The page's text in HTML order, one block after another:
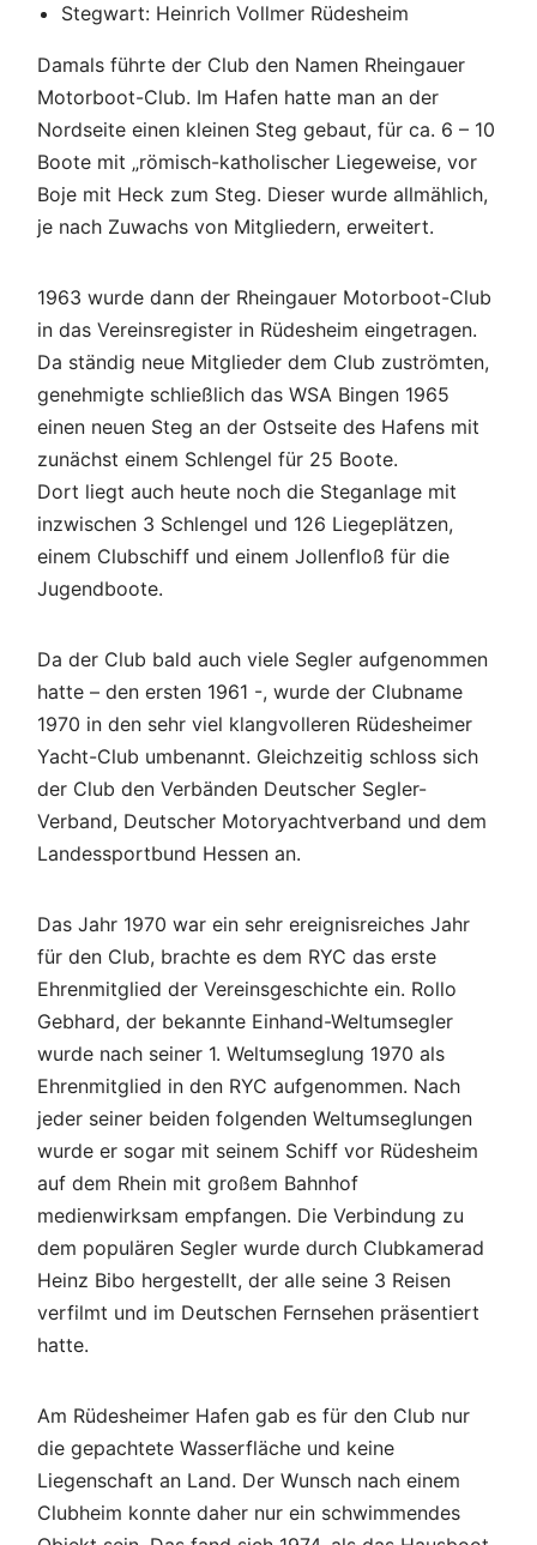
Stegwart: Heinrich Vollmer Rüdesheim
Damals führte der Club den Namen Rheingauer
Motorboot-Club. Im Hafen hatte man an der
Nordseite einen kleinen Steg gebaut, für ca. 6 – 10
Boote mit „römisch-katholischer Liegeweise, vor
Boje mit Heck zum Steg. Dieser wurde allmählich,
je nach Zuwachs von Mitgliedern, erweitert.
1963 wurde dann der Rheingauer Motorboot-Club
in das Vereinsregister in Rüdesheim eingetragen.
Da ständig neue Mitglieder dem Club zuströmten,
genehmigte schließlich das WSA Bingen 1965
einen neuen Steg an der Ostseite des Hafens mit
zunächst einem Schlengel für 25 Boote.
Dort liegt auch heute noch die Steganlage mit
inzwischen 3 Schlengel und 126 Liegeplätzen,
einem Clubschiff und einem Jollenfloß für die
Jugendboote.
Da der Club bald auch viele Segler aufgenommen
hatte – den ersten 1961 -, wurde der Clubname
1970 in den sehr viel klangvolleren Rüdesheimer
Yacht-Club umbenannt. Gleichzeitig schloss sich
der Club den Verbänden Deutscher Segler-
Verband, Deutscher Motoryachtverband und dem
Landessportbund Hessen an.
Das Jahr 1970 war ein sehr ereignisreiches Jahr
für den Club, brachte es dem RYC das erste
Ehrenmitglied der Vereinsgeschichte ein. Rollo
Gebhard, der bekannte Einhand-Weltumsegler
wurde nach seiner 1. Weltumseglung 1970 als
Ehrenmitglied in den RYC aufgenommen. Nach
jeder seiner beiden folgenden Weltumseglungen
wurde er sogar mit seinem Schiff vor Rüdesheim
auf dem Rhein mit großem Bahnhof
medienwirksam empfangen. Die Verbindung zu
dem populären Segler wurde durch Clubkamerad
Heinz Bibo hergestellt, der alle seine 3 Reisen
verfilmt und im Deutschen Fernsehen präsentiert
hatte.
Am Rüdesheimer Hafen gab es für den Club nur
die gepachtete Wasserfläche und keine
Liegenschaft an Land. Der Wunsch nach einem
Clubheim konnte daher nur ein schwimmendes